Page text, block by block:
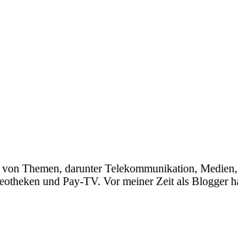
Themen, darunter Telekommunikation,
und Pay-TV. Vor meiner Zeit als Blogger